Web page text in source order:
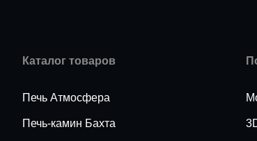
Каталог товаров
Печь Атмосфера
Печь-камин Бахта